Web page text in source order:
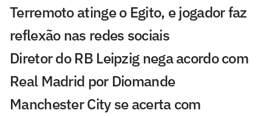
Terremoto atinge o Egito, e jogador faz
reflexão nas redes sociais
Diretor do RB Leipzig nega acordo com
Real Madrid por Diomande
Manchester City se acerta com